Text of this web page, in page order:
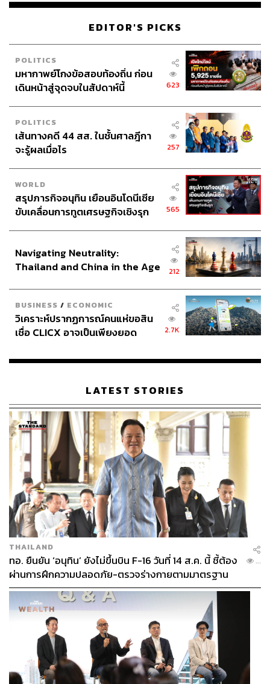
ภูเขาไฟเอตนาบนเกาะซิซิลี ประเทศอิตาลี ปะทุตัวในช่วง
กลางดึกจนเห็นแสงแดงจ้าของไฟลาวาที่ทะลักออกมา โดย
ภาพนี้ถูกถ่ายจากบริเวณท่าเรือริพอสโต ในคาตาเนีย
ภาพ: Fabrizio Villa / Contributor
ประธานาธิบดีโดนัลด์ ทรัมป์ ได้รับการต้อนรับจากสมเด็จพระ
การเยือนสหราชอาณาจักรแบบรัฐพิธีรวม3
การประชุมทางธุรกิจกับนายกรัฐมนตรี และดยุกแห่งยอร์ก
ก่อนเดินทางไปยังพอร์ตสมัธ เพื่อฉลองและรำลึกการครบ
รอบ75 ปี วันดีเดย์(วันยกพลขึ้นบกที่นอร์ม็องดีในช่วง
สงครามโลกครั้งที่2)
ภาพ : WPA Pool / Pool
EDITOR'S PICKS
POLITICS
มหากาพย์โกงข้อสอบท้องถิ่น ก่อน
เดินหน้าสู่จุดจบในสัปดาห์นี้
623
POLITICS
เส้นทางคดี 44 สส. ในชั้นศาลฎีกา
จะรู้ผลเมื่อไร
257
WORLD
สรุปภารกิจอนุทิน เยือนอินโดนีเซีย
ขับเคลื่อนการทูตเศรษฐกิจเชิงรุก
565
Navigating Neutrality:
Thailand and China in the Age
212
BUSINESS / ECONOMIC
วิเคราะห์ปรากฏการณ์คนแห่ขอสิน
เชื่อ CLICX อาจเป็นเพียงยอด
เรือนไทยที่ถูกซุกไว้
2.7K
LATEST STORIES
THAILAND
ทอ. ยืนยัน ‘อนุทิน’ ยังไม่ขึ้นบิน F-16 วันที่ 14 ส.ค. นี้ ชี้ต้อง
ผ่านการฝึกความปลอดภัย-ตรวจร่างกายตามมาตรฐาน
ก่อน
...